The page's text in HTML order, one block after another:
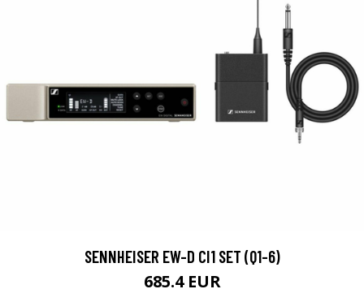
SENNHEISER EW-D CI1 SET (Q1-6)
685.4 EUR